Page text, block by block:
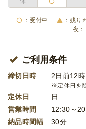
受付中 残り
ご利用条件
締切日時 2日前12時
※定休日を
定休日
日
営業時間
12:30～
納品時間幅
30分